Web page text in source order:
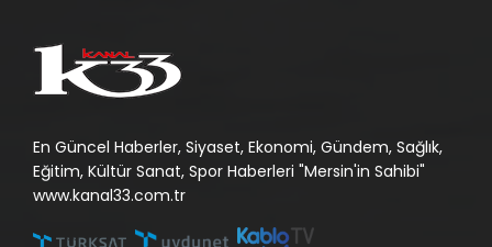
En Güncel Haberler, Siyaset, Ekonomi, Gündem, Sağlık,
Eğitim, Kültür Sanat, Spor Haberleri "Mersin'in Sahibi"
www.kanal33.com.tr